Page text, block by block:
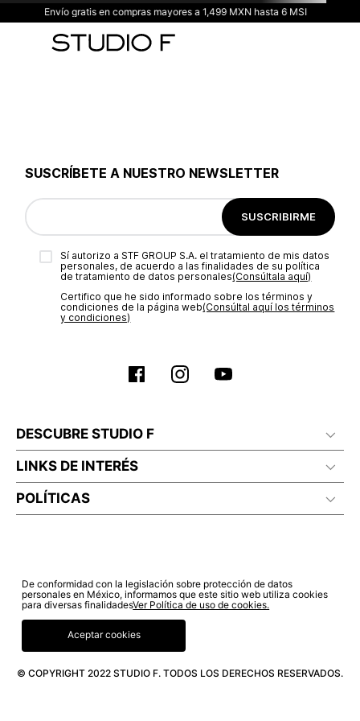
Envío gratis en compras mayores a 1,499 MXN hasta 6 MSI
SUSCRÍBETE A NUESTRO NEWSLETTER
SUSCRIBIRME
Sí autorizo a STF GROUP S.A. el tratamiento de mis datos
personales, de acuerdo a las finalidades de su política
de tratamiento de datos personales‎(Consúltala aquí)
Certifico que he sido informado sobre los términos y
condiciones de la página web‎(Consúltal aquí los términos
y condiciones)
DESCUBRE STUDIO F
LINKS DE INTERÉS
POLÍTICAS
© COPYRIGHT 2022 STUDIO F. TODOS LOS DERECHOS RESERVADOS.
De conformidad con la legislación sobre protección de datos
personales en México, informamos que este sitio web utiliza cookies
para diversas finalidadesVer Política de uso de cookies.
Aceptar cookies